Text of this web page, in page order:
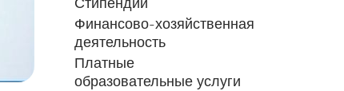
Финансово-хозяйственная
деятельность
Платные
образовательные услуги